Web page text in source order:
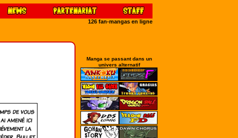
126 fan-mangas en ligne
Manga se passant dans un
univers alternatif